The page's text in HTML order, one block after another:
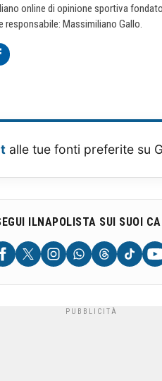
online di opinione sportiva
Massimiliano Gallo.
alle tue fonti preferite su
ILNAPOLISTA SUI SUOI